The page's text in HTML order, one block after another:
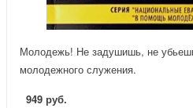
Молодежь! Не задушишь, не
молодежного служения.
949 руб.